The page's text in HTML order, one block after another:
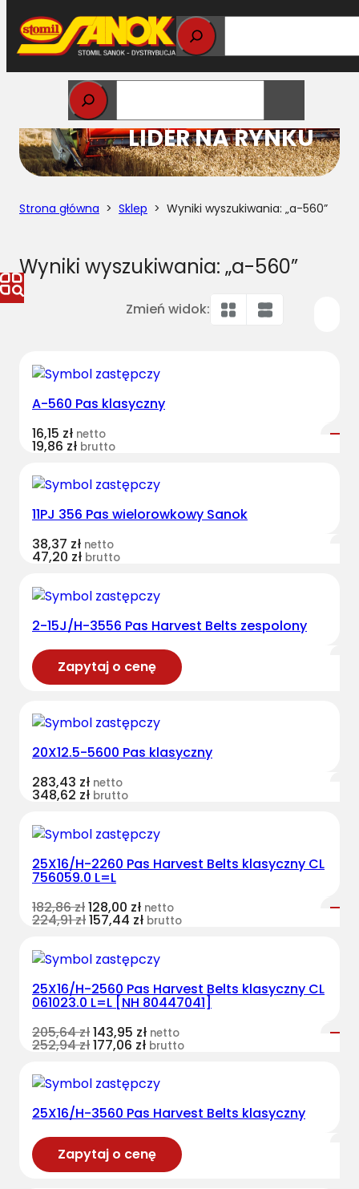
Przejdź
do
treści
STOMIL
LIDER NA RYNKU
Strona główna > Sklep > Wyniki wyszukiwania: „a-560”
Wyniki wyszukiwania: „a-560”
Zmień widok:
A-560 Pas klasyczny
16,15 zł netto
19,86 zł brutto
11PJ 356 Pas wielorowkowy Sanok
38,37 zł netto
47,20 zł brutto
2-15J/H-3556 Pas Harvest Belts zespolony
Zapytaj o cenę
20X12.5-5600 Pas klasyczny
283,43 zł netto
348,62 zł brutto
25X16/H-2260 Pas Harvest Belts klasyczny CL
756059.0 L=L
182,86zł128,00 zł netto
224,91zł157,44 zł brutto
25X16/H-2560 Pas Harvest Belts klasyczny CL
061023.0 L=L [NH 80447041]
205,64zł143,95 zł netto
252,94zł177,06 zł brutto
25X16/H-3560 Pas Harvest Belts klasyczny
Zapytaj o cenę